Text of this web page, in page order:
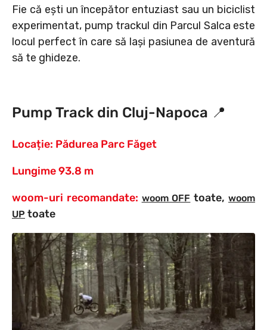
Fie că ești un începător entuziast sau un biciclist
experimentat, pump trackul din Parcul Salca este
locul perfect în care să lași pasiunea de aventură
să te ghideze.
Pump Track din Cluj-Napoca 📍
Locație: Pădurea Parc Făget
Lungime 93.8 m
woom-uri recomandate: woom OFF toate,woom
UP toate